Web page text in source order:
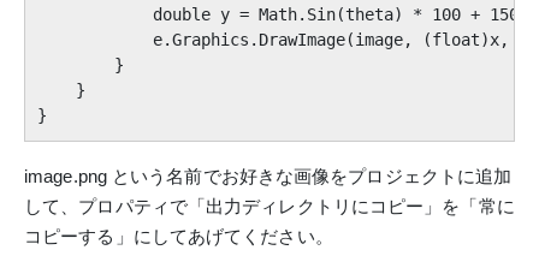
            double y = Math.Sin(theta) * 100 + 150;
e.Graphics.DrawImage(image, (float)x,
        }
    }
image.png という名前でお好きな画像をプロジェクトに追加
して、プロパティで「出力ディレクトリにコピー」を「常に
コピーする」にしてあげてください。